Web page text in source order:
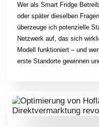
Wer als Smart Fridge
oder später dieselben
überzeuge ich potenzielle
Netzwerk auf, das sich
Modell funktioniert – und
erste Standorte gewinnen